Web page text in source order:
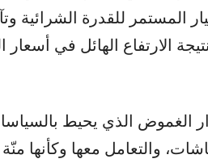
المستمر للقدرة الشرائية
الارتفاع الهائل في أسعار
الغموض الذي يحيط
والتعامل معها وكأنها منّة